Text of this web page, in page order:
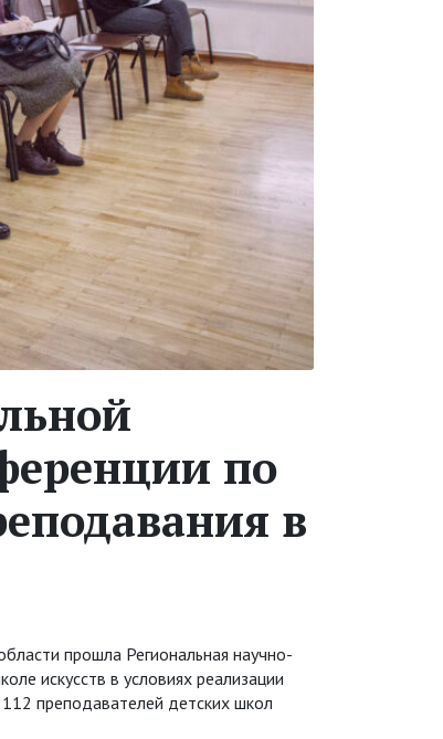
по
в
прошла Региональная научно-
искусств в условиях реализации
преподавателей детских школ